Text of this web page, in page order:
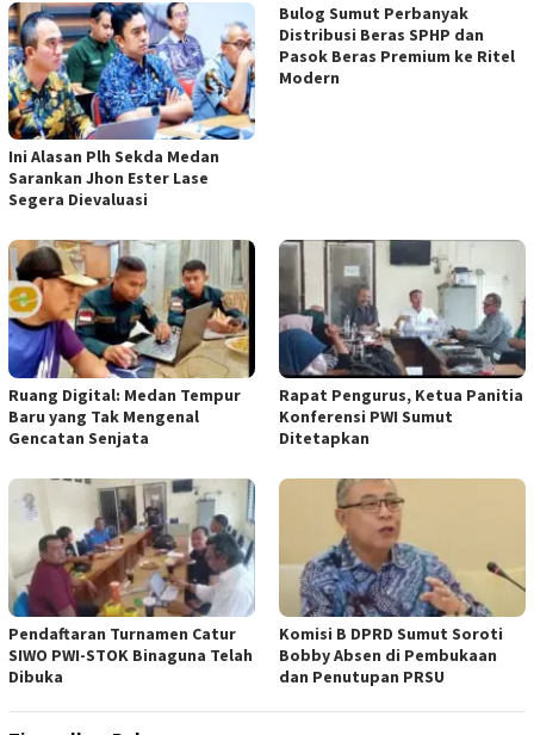
Ini Alasan Plh Sekda Medan
Sarankan Jhon Ester Lase
Segera Dievaluasi
Bulog Sumut Perbanyak
Distribusi Beras SPHP dan
Pasok Beras Premium ke Ritel
Modern
Ruang Digital: Medan Tempur
Baru yang Tak Mengenal
Gencatan Senjata
Rapat Pengurus, Ketua Panitia
Konferensi PWI Sumut
Ditetapkan
Pendaftaran Turnamen Catur
SIWO PWI-STOK Binaguna Telah
Dibuka
Komisi B DPRD Sumut Soroti
Bobby Absen di Pembukaan
dan Penutupan PRSU